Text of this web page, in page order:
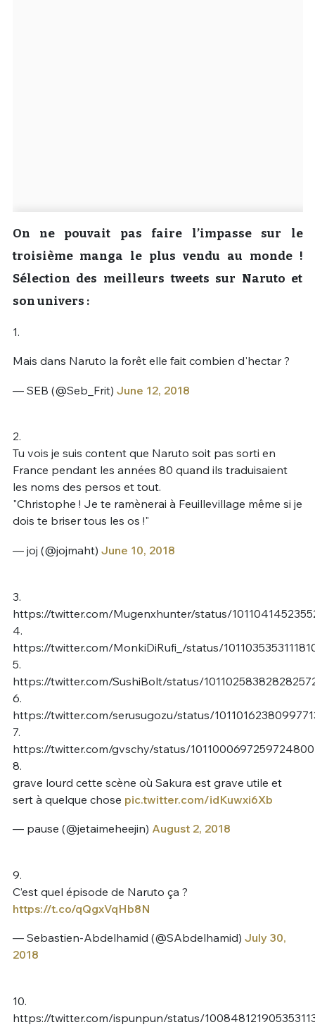
On ne pouvait pas faire l’impasse sur le
troisième manga le plus vendu au monde !
Sélection des meilleurs tweets sur Naruto et
son univers :
1.
Mais dans Naruto la forêt elle fait combien d'hectar ?
— SEB (@Seb_Frit) June 12, 2018
2.
Tu vois je suis content que Naruto soit pas sorti en
France pendant les années 80 quand ils traduisaient
les noms des persos et tout.
"Christophe ! Je te ramènerai à Feuillevillage même si je
dois te briser tous les os !"
— joj (@jojmaht) June 10, 2018
3.
https://twitter.com/Mugenxhunter/status/
4.
https://twitter.com/MonkiDiRufi_/status/
5.
https://twitter.com/SushiBolt/status/
6.
https://twitter.com/serusugozu/status/
7.
https://twitter.com/gvschy/status/1011000697259724800
8.
grave lourd cette scène où Sakura est grave utile et
sert à quelque chose pic.twitter.com/idKuwxi6Xb
— pause (@jetaimeheejin) August 2, 2018
9.
C’est quel épisode de Naruto ça ?
https://t.co/qQgxVqHb8N
— Sebastien-Abdelhamid (@SAbdelhamid) July 30,
2018
10.
https://twitter.com/ispunpun/status/